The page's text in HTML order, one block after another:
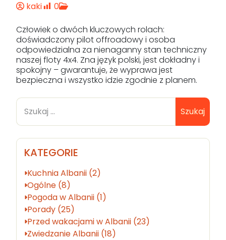
kaki
0
Człowiek o dwóch kluczowych rolach:
doświadczony pilot offroadowy i osoba
odpowiedzialna za nienaganny stan techniczny
naszej floty 4x4. Zna język polski, jest dokładny i
spokojny – gwarantuje, że wyprawa jest
bezpieczna i wszystko idzie zgodnie z planem.
Szukaj
KATEGORIE
Kuchnia Albanii (2)
Ogólne (8)
Pogoda w Albanii (1)
Porady (25)
Przed wakacjami w Albanii (23)
Zwiedzanie Albanii (18)